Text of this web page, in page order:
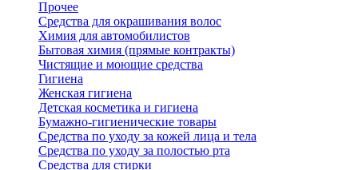
Прочее
Средства для окрашивания волос
Химия для автомобилистов
Бытовая химия (прямые контракты)
Чистящие и моющие средства
Гигиена
Женская гигиена
Детская косметика и гигиена
Бумажно-гигиенические товары
Средства по уходу за кожей лица и тела
Средства по уходу за полостью рта
Средства для стирки